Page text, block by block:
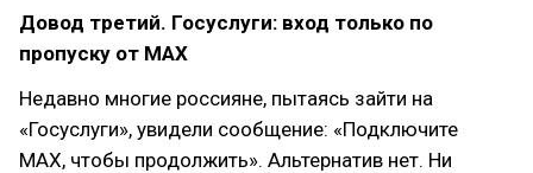
Довод третий. Госуслуги: вход только по
пропуску от MAX
Недавно многие россияне, пытаясь зайти на
«Госуслуги», увидели сообщение: «Подключите
MAX, чтобы продолжить». Альтернатив нет. Ни